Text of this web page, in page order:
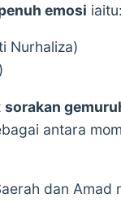
emosi iaitu:
Nurhaliza)
sorakan
antara
dan